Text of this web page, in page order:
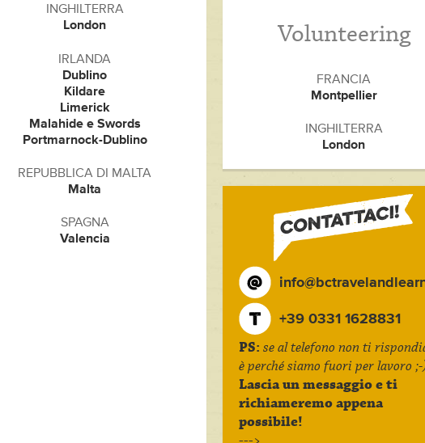
INGHILTERRA
London
IRLANDA
Dublino
Kildare
Limerick
Malahide e Swords
Portmarnock-Dublino
REPUBBLICA DI MALTA
Malta
SPAGNA
Valencia
Volunteering
FRANCIA
Montpellier
INGHILTERRA
London
+39 0331 1628831
PS: se al telefono non ti
è perché siamo fuori per lavoro
Lascia un messaggio e ti
richiameremo appena
possibile!